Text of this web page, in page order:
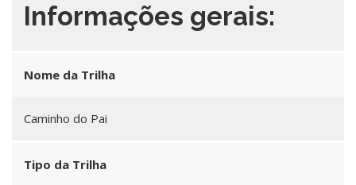
Informações gerais:
Nome da Trilha
Caminho do Pai
Tipo da Trilha